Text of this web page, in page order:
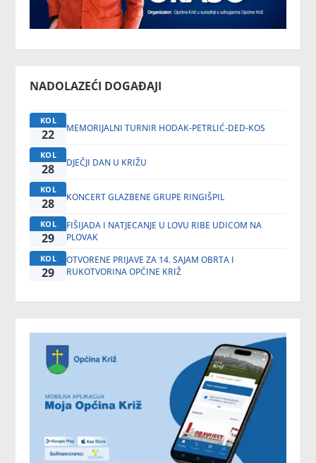
NADOLAZEĆI DOGAĐAJI
KOL
22 MEMORIJALNI TURNIR HODAK-PETRLIĆ-DED-KOS
KOL
28 DJEČJI DAN U KRIŽU
KOL
28 KONCERT GLAZBENE GRUPE RINGIŠPIL
KOL
29
FIŠIJADA I NATJECANJE U LOVU RIBE UDICOM NA
PLOVAK
KOL
29
OTVORENE PRIJAVE ZA 14. SAJAM OBRTA I
RUKOTVORINA OPĆINE KRIŽ